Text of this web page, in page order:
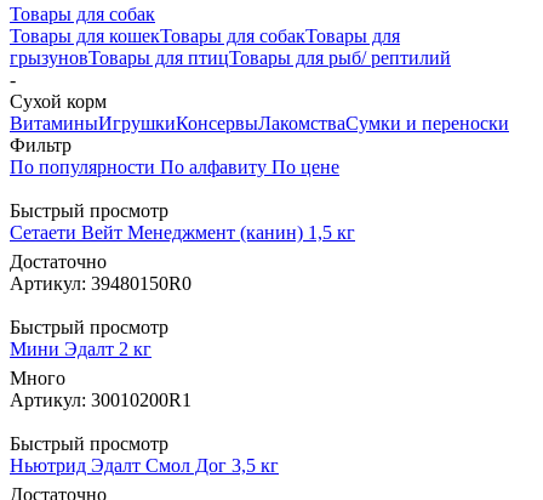
Товары для собак
Товары для кошекТовары для собакТовары для
грызуновТовары для птицТовары для рыб/ рептилий
-
Cухой корм
ВитаминыИгрушкиКонсервыЛакомстваСумки и переноски
Фильтр
По популярности По алфавиту По цене
Быстрый просмотр
Сетаети Вейт Менеджмент (канин) 1,5 кг
Достаточно
Артикул: 39480150R0
Быстрый просмотр
Мини Эдалт 2 кг
Много
Артикул: 30010200R1
Быстрый просмотр
Ньютрид Эдалт Смол Дог 3,5 кг
Достаточно